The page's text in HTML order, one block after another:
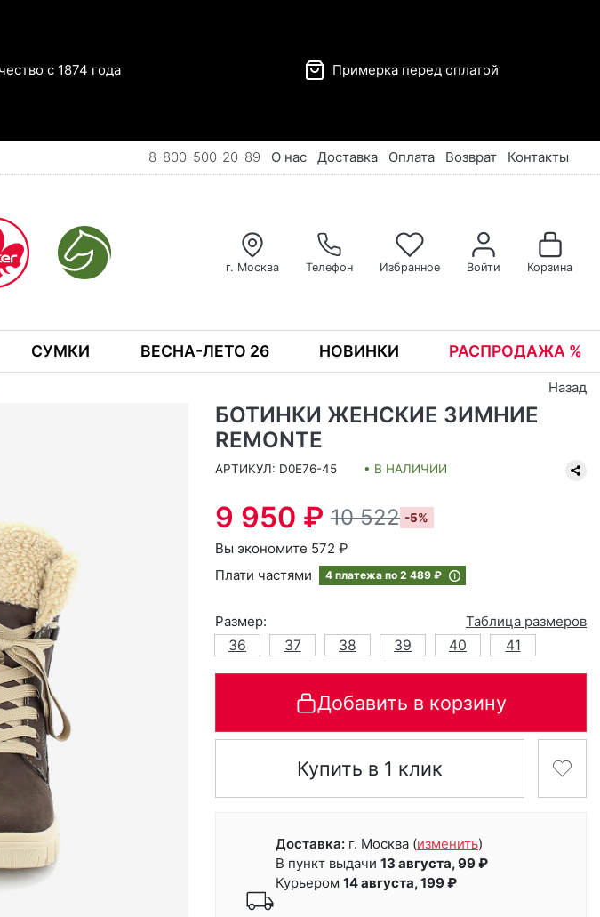
с 1874 года Примерка перед оплатой
8-800-500-20-89 О нас Доставка Оплата Возврат Контакты
г. Москва Телефон Избранное Войти Корзина
СУМКИ ВЕСНА-ЛЕТО 26 НОВИНКИ РАСПРОДАЖА %
Назад
БОТИНКИ ЖЕНСКИЕ ЗИМНИЕ
REMONTE
АРТИКУЛ: D0E76-45 • В НАЛИЧИИ
9 950 ₽ 10 522 -5%
Вы экономите 572 ₽
Плати частями
4 платежа по 2 489 ₽
Размер:
Таблица размеров
36
37 38 39 40 41
Добавить в корзину
Купить в 1 клик
Доставка: г. Москва (изменить)
В пункт выдачи 13 августа, 99 ₽
Курьером 14 августа, 199 ₽